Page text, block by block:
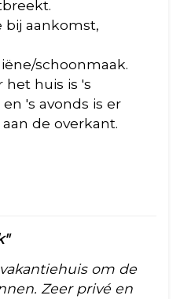
bij aankomst,
schoonmaak.
het huis is 's
's avonds is er
de overkant.
om de
Zeer privé en